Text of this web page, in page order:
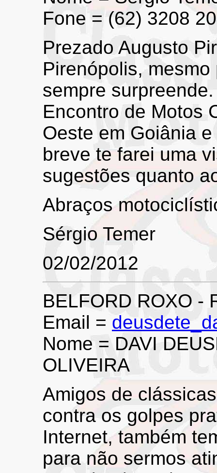
Fone = (62) 3208
Prezado Augusto
Pirenópolis,
sempre
Encontro de Motos
Oeste em Goiânia
breve te farei uma
sugestões quanto
Abraços
Sérgio Temer
02/02/2012
BELFORD ROXO -
Email =
Nome = DAVI
OLIVEIRA
Amigos de
contra os golpes
Internet, também
para não sermos